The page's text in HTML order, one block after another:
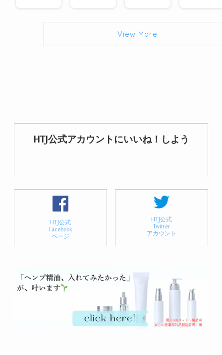
View More
HTJ公式アカウントにいいね！しよう
HTJ公式
Facebook
ページ
HTJ公式
Twitter
アカウント